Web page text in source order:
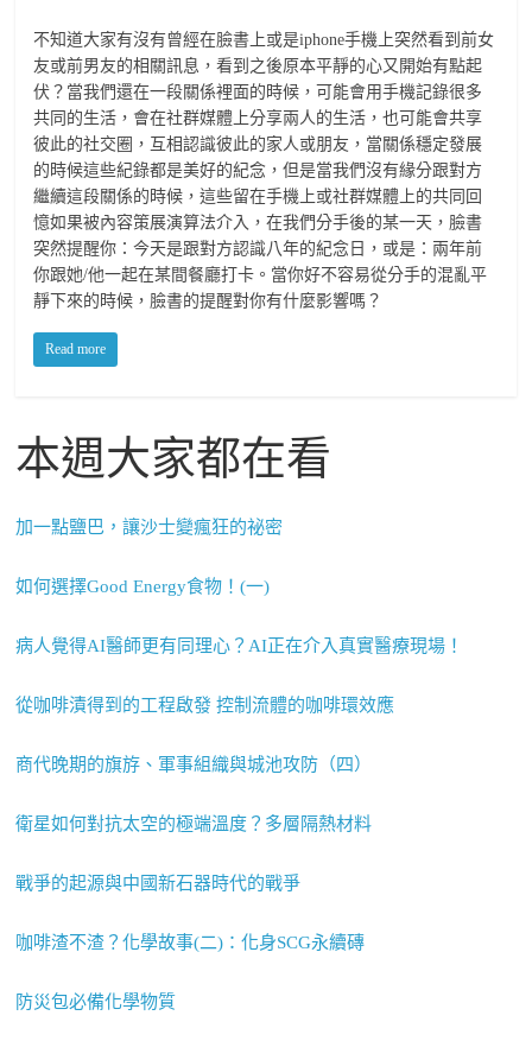
不知道大家有沒有曾經在臉書上或是iphone手機上突然看到前女
友或前男友的相關訊息，看到之後原本平靜的心又開始有點起
伏？當我們還在一段關係裡面的時候，可能會用手機記錄很多
共同的生活，會在社群媒體上分享兩人的生活，也可能會共享
彼此的社交圈，互相認識彼此的家人或朋友，當關係穩定發展
的時候這些紀錄都是美好的紀念，但是當我們沒有緣分跟對方
繼續這段關係的時候，這些留在手機上或社群媒體上的共同回
憶如果被內容策展演算法介入，在我們分手後的某一天，臉書
突然提醒你：今天是跟對方認識八年的紀念日，或是：兩年前
你跟她/他一起在某間餐廳打卡。當你好不容易從分手的混亂平
靜下來的時候，臉書的提醒對你有什麼影響嗎？
Read more
本週大家都在看
加一點鹽巴，讓沙士變瘋狂的祕密
如何選擇Good Energy食物！(一)
病人覺得AI醫師更有同理心？AI正在介入真實醫療現場！
從咖啡漬得到的工程啟發 控制流體的咖啡環效應
商代晚期的旗斿、軍事組織與城池攻防（四）
衛星如何對抗太空的極端溫度？多層隔熱材料
戰爭的起源與中國新石器時代的戰爭
咖啡渣不渣？化學故事(二)：化身SCG永續磚
防災包必備化學物質